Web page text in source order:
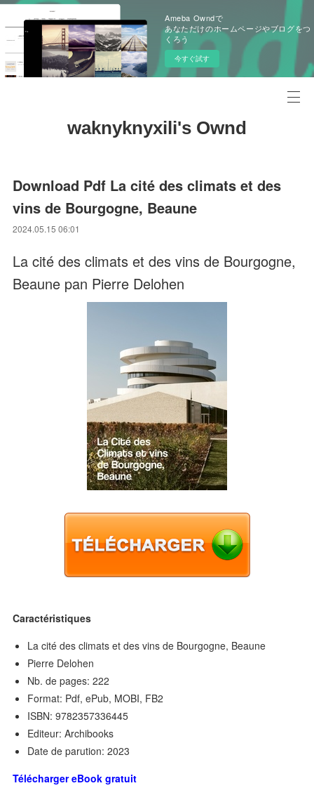
Ameba Owndで
あなただけのホームページやブログをつ
くろう
今すぐ試す
waknyknyxili's Ownd
Download Pdf La cité des climats et des
vins de Bourgogne, Beaune
2024.05.15 06:01
La cité des climats et des vins de Bourgogne,
Beaune pan Pierre Delohen
Caractéristiques
La cité des climats et des vins de Bourgogne, Beaune
Pierre Delohen
Nb. de pages: 222
Format: Pdf, ePub, MOBI, FB2
ISBN: 9782357336445
Editeur: Archibooks
Date de parution: 2023
Télécharger eBook gratuit